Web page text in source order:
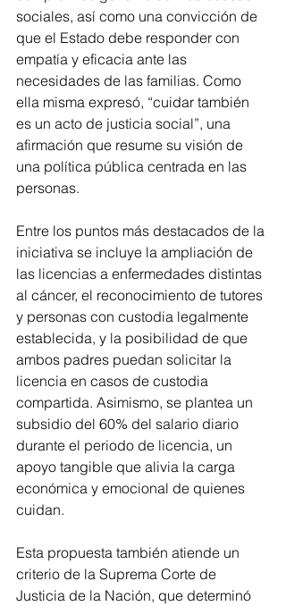
sociales, así como una convicción de
que el Estado debe responder con
empatía y eficacia ante las
necesidades de las familias. Como
ella misma expresó, “cuidar también
es un acto de justicia social”, una
afirmación que resume su visión de
una política pública centrada en las
personas.
Entre los puntos más destacados de la
iniciativa se incluye la ampliación de
las licencias a enfermedades distintas
al cáncer, el reconocimiento de tutores
y personas con custodia legalmente
establecida, y la posibilidad de que
ambos padres puedan solicitar la
licencia en casos de custodia
compartida. Asimismo, se plantea un
subsidio del 60% del salario diario
durante el periodo de licencia, un
apoyo tangible que alivia la carga
económica y emocional de quienes
cuidan.
Esta propuesta también atiende un
criterio de la Suprema Corte de
Justicia de la Nación, que determinó